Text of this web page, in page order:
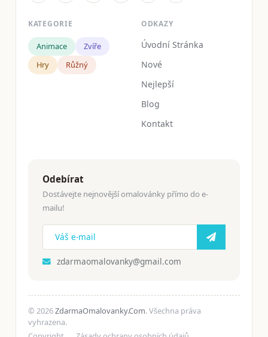
KATEGORIE
Animace
Zvíře
Hry
Růžný
ODKAZY
Úvodní Stránka
Nové
Nejlepší
Blog
Kontakt
Odebírat
Dostávejte nejnovější omalovánky přímo do e-
mailu!
zdarmaomalovanky@gmail.com
© 2026ZdarmaOmalovanky.Com. Všechna práva
vyhrazena.